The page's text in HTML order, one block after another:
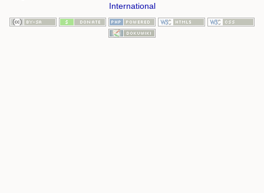
International